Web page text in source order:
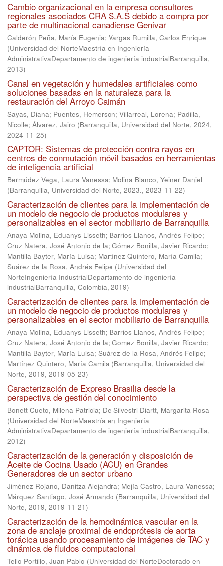
Cambio organizacional en la empresa consultores
regionales asociados CRA S.A.S debido a compra por
parte de multinacional canadiense Genivar
Calderón Peña, María Eugenia; Vargas Rumilla, Carlos Enrique
(Universidad del NorteMaestría en Ingeniería
AdministrativaDepartamento de ingeniería industrialBarranquilla,
2013)
Canal en vegetación y humedales artificiales como
soluciones basadas en la naturaleza para la
restauración del Arroyo Caimán
Sayas, Diana; Puentes, Hemerson; Villarreal, Lorena; Padilla,
Nicolle; Álvarez, Jairo (Barranquilla, Universidad del Norte, 2024,
2024-11-25)
CAPTOR: Sistemas de protección contra rayos en
centros de conmutación móvil basados en herramientas
de inteligencia artificial
Bermúdez Vega, Laura Vanessa; Molina Blanco, Yeiner Daniel
(Barranquilla, Universidad del Norte, 2023., 2023-11-22)
Caracterización de clientes para la implementación de
un modelo de negocio de productos modulares y
personalizables en el sector mobiliario de Barranquilla
Anaya Molina, Eduanys Lisseth; Barrios Llanos, Andrés Felipe;
Cruz Natera, José Antonio de la; Gómez Bonilla, Javier Ricardo;
Mantilla Bayter, María Luisa; Martínez Quintero, María Camila;
Suárez de la Rosa, Andrés Felipe (Universidad del
NorteIngeniería IndustrialDepartamento de ingeniería
industrialBarranquilla, Colombia, 2019)
Caracterización de clientes para la implementación de
un modelo de negocio de productos modulares y
personalizables en el sector mobiliario de Barranquilla
Anaya Molina, Eduanys Lisseth; Barrios Llanos, Andrés Felipe;
Cruz Natera, José Antonio de la; Gomez Bonilla, Javier Ricardo;
Mantilla Bayter, María Luisa; Suárez de la Rosa, Andrés Felipe;
Martínez Quintero, María Camila (Barranquilla, Universidad del
Norte, 2019, 2019-05-23)
Caracterización de Expreso Brasilia desde la
perspectiva de gestión del conocimiento
Bonett Cueto, Milena Patricia; De Silvestri Diartt, Margarita Rosa
(Universidad del NorteMaestría en Ingeniería
AdministrativaDepartamento de ingeniería industrialBarranquilla,
2012)
Caracterización de la generación y disposición de
Aceite de Cocina Usado (ACU) en Grandes
Generadores de un sector urbano
Jiménez Rojano, Danitza Alejandra; Mejía Castro, Laura Vanessa;
Márquez Santiago, José Armando (Barranquilla, Universidad del
Norte, 2019, 2019-11-21)
Caracterización de la hemodinámica vascular en la
zona de anclaje proximal de endoprótesis de aorta
torácica usando procesamiento de imágenes de TAC y
dinámica de fluidos computacional
Tello Portillo, Juan Pablo (Universidad del NorteDoctorado en